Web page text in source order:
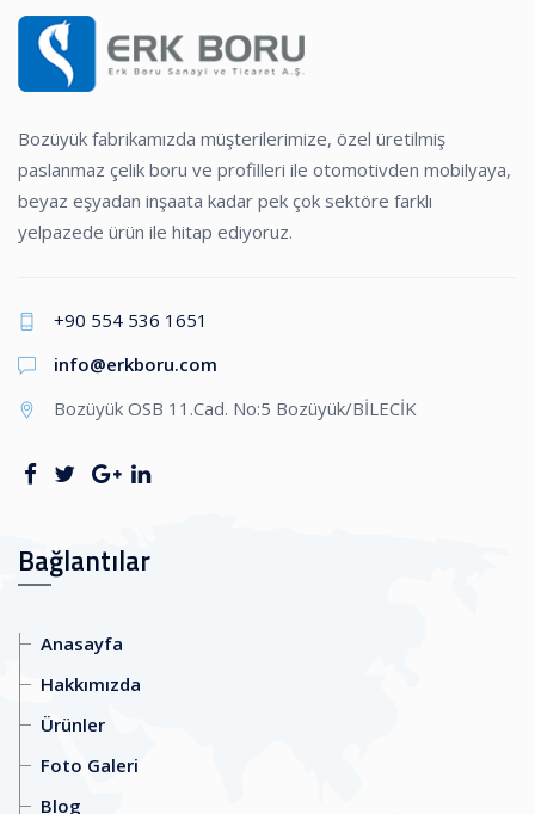
Bozüyük fabrikamızda müşterilerimize, özel üretilmiş
paslanmaz çelik boru ve profilleri ile otomotivden mobilyaya,
beyaz eşyadan inşaata kadar pek çok sektöre farklı
yelpazede ürün ile hitap ediyoruz.
+90 554 536 1651
info@erkboru.com
Bozüyük OSB 11.Cad. No:5 Bozüyük/BİLECİK
Bağlantılar
Anasayfa
Hakkımızda
Ürünler
Foto Galeri
Blog